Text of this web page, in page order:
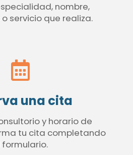
nombre,
servicio que realiza.
una cita
y horario de
tu cita completando
formulario.